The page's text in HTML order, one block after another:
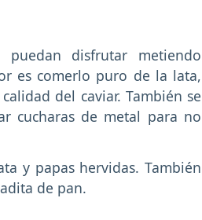
disfrutar metiendo
es comerlo puro de la lata,
del caviar. También se
cucharas de metal para no
y papas hervidas. También
de pan.